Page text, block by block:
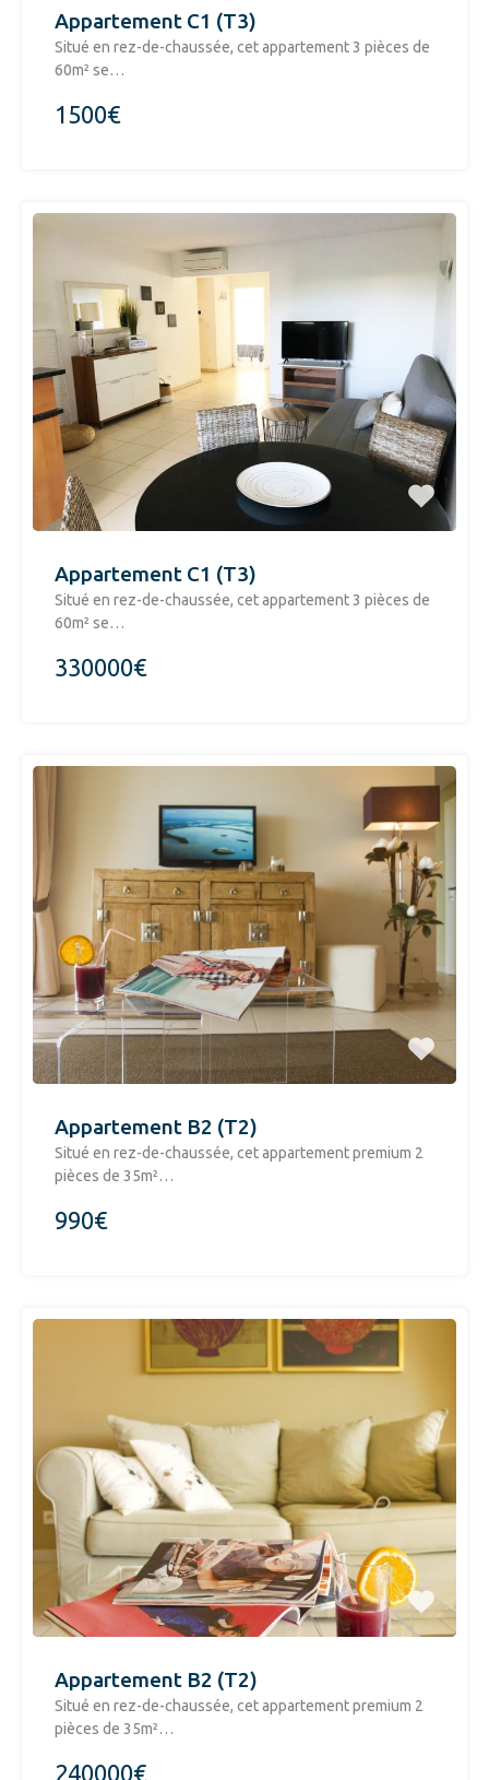
Appartement C1 (T3)
Situé en rez-de-chaussée, cet appartement 3 pièces de
60m² se…
1500€
Appartement C1 (T3)
Situé en rez-de-chaussée, cet appartement 3 pièces de
60m² se…
330000€
Appartement B2 (T2)
Situé en rez-de-chaussée, cet appartement premium 2
pièces de 35m²…
990€
Appartement B2 (T2)
Situé en rez-de-chaussée, cet appartement premium 2
pièces de 35m²…
240000€